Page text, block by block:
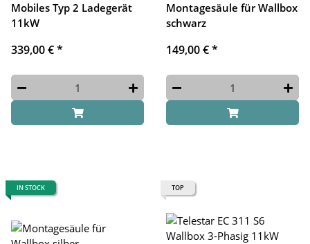
Mobiles Typ 2 Ladegerät
11kW
339,00 €*
Montagesäule für Wallbox
schwarz
149,00 €*
IN STOCK TOP